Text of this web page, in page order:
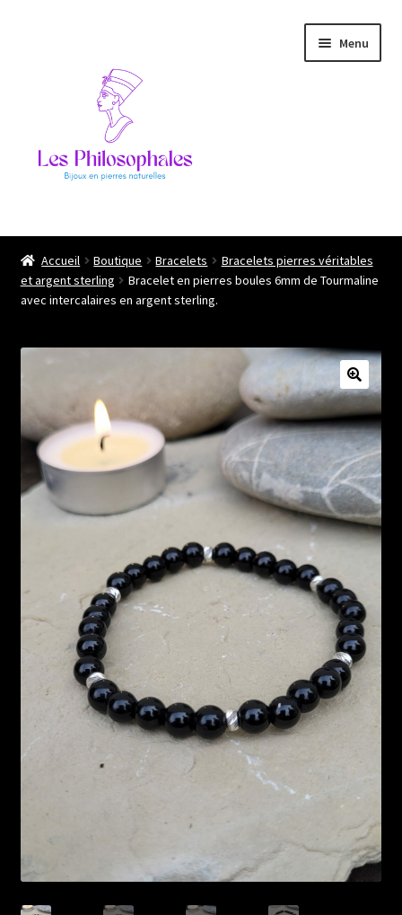
Menu
Les philosophales
le
menu
L’atelier
Accueil Boutique Bracelets
Bracelets pierres véritables
et argent sterling
Bracelet en pierres boules 6mm de Tourmaline
avec intercalaires en argent sterling.